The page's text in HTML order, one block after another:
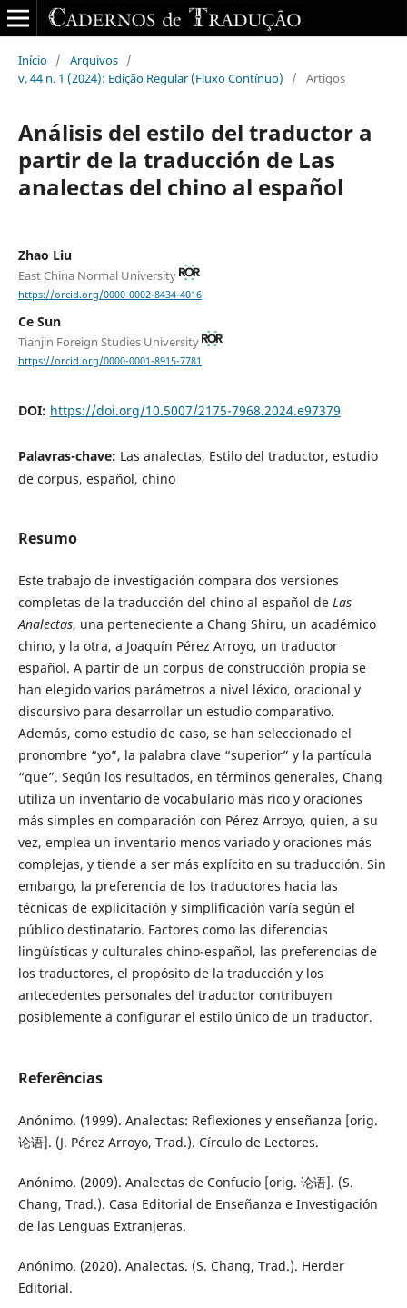
Início / Arquivos /
v. 44 n. 1 (2024): Edição Regular (Fluxo Contínuo)
/ Artigos
Análisis del estilo del traductor a
partir de la traducción de Las
analectas del chino al español
Zhao Liu
East China Normal University
https://orcid.org/0000-0002-8434-4016
Ce Sun
Tianjin Foreign Studies University
https://orcid.org/0000-0001-8915-7781
DOI: https://doi.org/10.5007/2175-7968.2024.e97379
Palavras-chave: Las analectas, Estilo del traductor, estudio
de corpus, español, chino
Resumo
Este trabajo de investigación compara dos versiones
completas de la traducción del chino al español de Las
Analectas, una perteneciente a Chang Shiru, un académico
chino, y la otra, a Joaquín Pérez Arroyo, un traductor
español. A partir de un corpus de construcción propia se
han elegido varios parámetros a nivel léxico, oracional y
discursivo para desarrollar un estudio comparativo.
Además, como estudio de caso, se han seleccionado el
pronombre “yo”, la palabra clave “superior” y la partícula
“que”. Según los resultados, en términos generales, Chang
utiliza un inventario de vocabulario más rico y oraciones
más simples en comparación con Pérez Arroyo, quien, a su
vez, emplea un inventario menos variado y oraciones más
complejas, y tiende a ser más explícito en su traducción. Sin
embargo, la preferencia de los traductores hacia las
técnicas de explicitación y simplificación varía según el
público destinatario. Factores como las diferencias
lingüísticas y culturales chino-español, las preferencias de
los traductores, el propósito de la traducción y los
antecedentes personales del traductor contribuyen
posiblemente a configurar el estilo único de un traductor.
Referências
Anónimo. (1999). Analectas: Reflexiones y enseñanza [orig.
论语]. (J. Pérez Arroyo, Trad.). Círculo de Lectores.
Anónimo. (2009). Analectas de Confucio [orig. 论语]. (S.
Chang, Trad.). Casa Editorial de Enseñanza e Investigación
de las Lenguas Extranjeras.
Anónimo. (2020). Analectas. (S. Chang, Trad.). Herder
Editorial.